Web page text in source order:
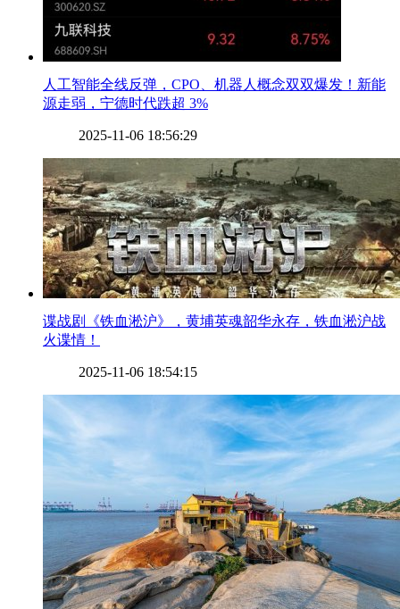
​人工智能全线反弹，CPO、机器人概念双双爆发！新能
源走弱，宁德时代跌超 3%
2025-11-06 18:56:29
​谍战剧《铁血淞沪》，黄埔英魂韶华永存，铁血淞沪战
火谍情！
2025-11-06 18:54:15